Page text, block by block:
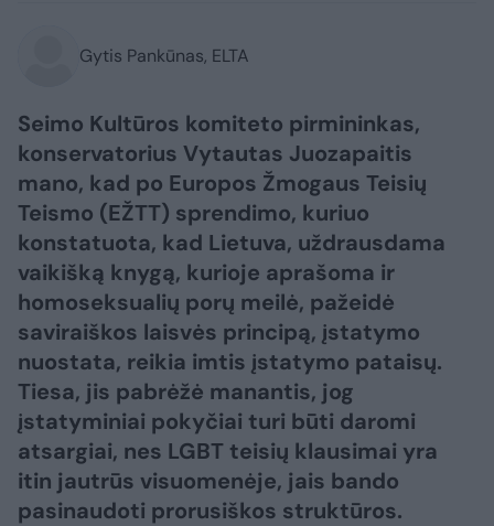
Gytis Pankūnas, ELTA
Seimo Kultūros komiteto pirmininkas,
konservatorius Vytautas Juozapaitis
mano, kad po Europos Žmogaus Teisių
Teismo (EŽTT) sprendimo, kuriuo
konstatuota, kad Lietuva, uždrausdama
vaikišką knygą, kurioje aprašoma ir
homoseksualių porų meilė, pažeidė
saviraiškos laisvės principą, įstatymo
nuostata, reikia imtis įstatymo pataisų.
Tiesa, jis pabrėžė manantis, jog
įstatyminiai pokyčiai turi būti daromi
atsargiai, nes LGBT teisių klausimai yra
itin jautrūs visuomenėje, jais bando
pasinaudoti prorusiškos struktūros.